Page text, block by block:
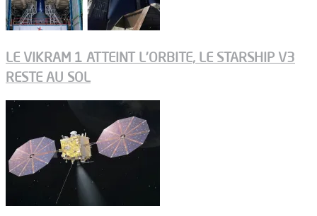
LE VIKRAM 1 ATTEINT L’ORBITE, LE STARSHIP V3
RESTE AU SOL